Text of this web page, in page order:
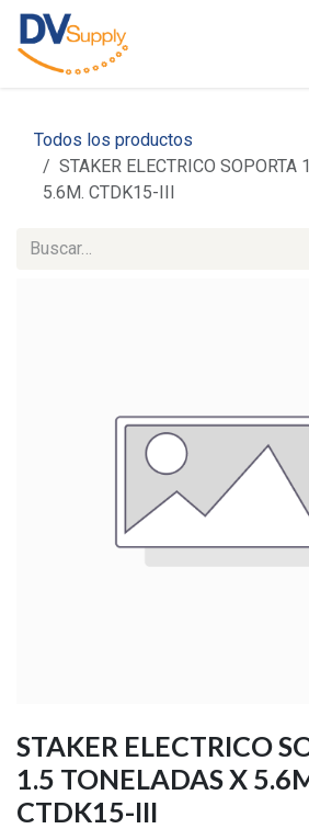
Ir al contenido
Todos los productos
STAKER ELECTRICO SOPORTA
5.6M. CTDK15-III
STAKER ELECTRICO
1.5 TONELADAS X
CTDK15-III